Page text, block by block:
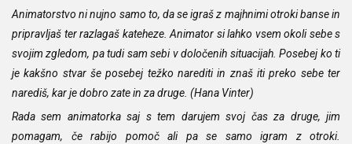
Animatorstvo ni nujno samo to, da se igraš z majhnimi otroki banse in
pripravljaš ter razlagaš kateheze. Animator si lahko vsem okoli sebe s
svojim zgledom, pa tudi sam sebi v določenih situacijah. Posebej ko ti
je kakšno stvar še posebej težko narediti in znaš iti preko sebe ter
narediš, kar je dobro zate in za druge. (Hana Vinter)
Rada sem animatorka saj s tem darujem svoj čas za druge, jim
pomagam, če rabijo pomoč ali pa se samo igram z otroki.